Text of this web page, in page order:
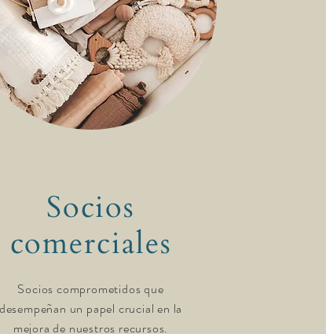
Socios
comerciales
Socios comprometidos que
desempeñan un papel crucial en la
mejora de nuestros recursos.